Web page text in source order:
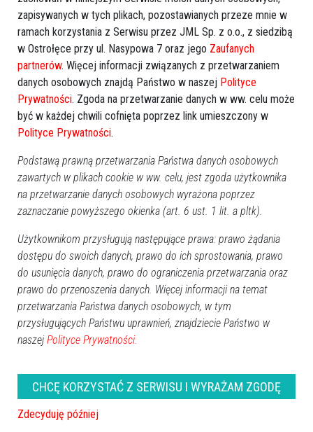
Akcja ratunkowa w Czarni,
gm. Kadzidło. Lądował
śmigłowiec LPR. Co się
wydarzyło?
Poważny wypadek na DK53
pod Ostrołęką. Dachowało
bmw [ZDJĘCIA]
Potrącenie przy Bohaterów
Warszawy. Krew na jezdni...
[ZDJĘCIA]
Czarna seria na drogach w
powiecie ostrołęckim.
Kolejny wypadek [WIDEO,
ZDJĘCIA]
Wypadek na oblodzonej
drodze. Dachowanie i ranni
zapisywanych w tych plikach, pozostawianych przeze mnie w
ramach korzystania z Serwisu przez JML Sp. z o.o., z siedzibą
w Ostrołęce przy ul. Nasypowa 7 oraz jego Zaufanych
partnerów. Więcej informacji związanych z przetwarzaniem
danych osobowych znajdą Państwo w naszej Polityce
Prywatności. Zgoda na przetwarzanie danych w ww. celu może
być w każdej chwili cofnięta poprzez link umieszczony w
Polityce Prywatności.
Podstawą prawną przetwarzania Państwa danych osobowych
zawartych w plikach cookie w ww. celu, jest zgoda użytkownika
na przetwarzanie danych osobowych wyrażona poprzez
zaznaczanie powyższego okienka (art. 6 ust. 1 lit. a pltk).
Użytkownikom przysługują następujące prawa: prawo żądania
dostępu do swoich danych, prawo do ich sprostowania, prawo
do usunięcia danych, prawo do ograniczenia przetwarzania oraz
prawo do przenoszenia danych. Więcej informacji na temat
przetwarzania Państwa danych osobowych, w tym
przysługujących Państwu uprawnień, znajdziecie Państwo w
naszej Polityce Prywatności.
CHCĘ KORZYSTAĆ Z SERWISU I WYRAŻAM ZGODĘ
Zdecyduję później